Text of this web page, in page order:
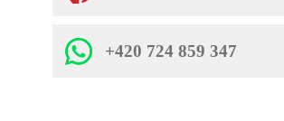
+420 724 859 347